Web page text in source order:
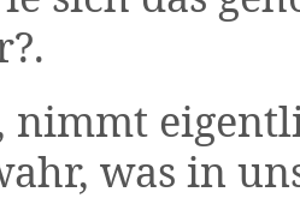
nimmt
was in